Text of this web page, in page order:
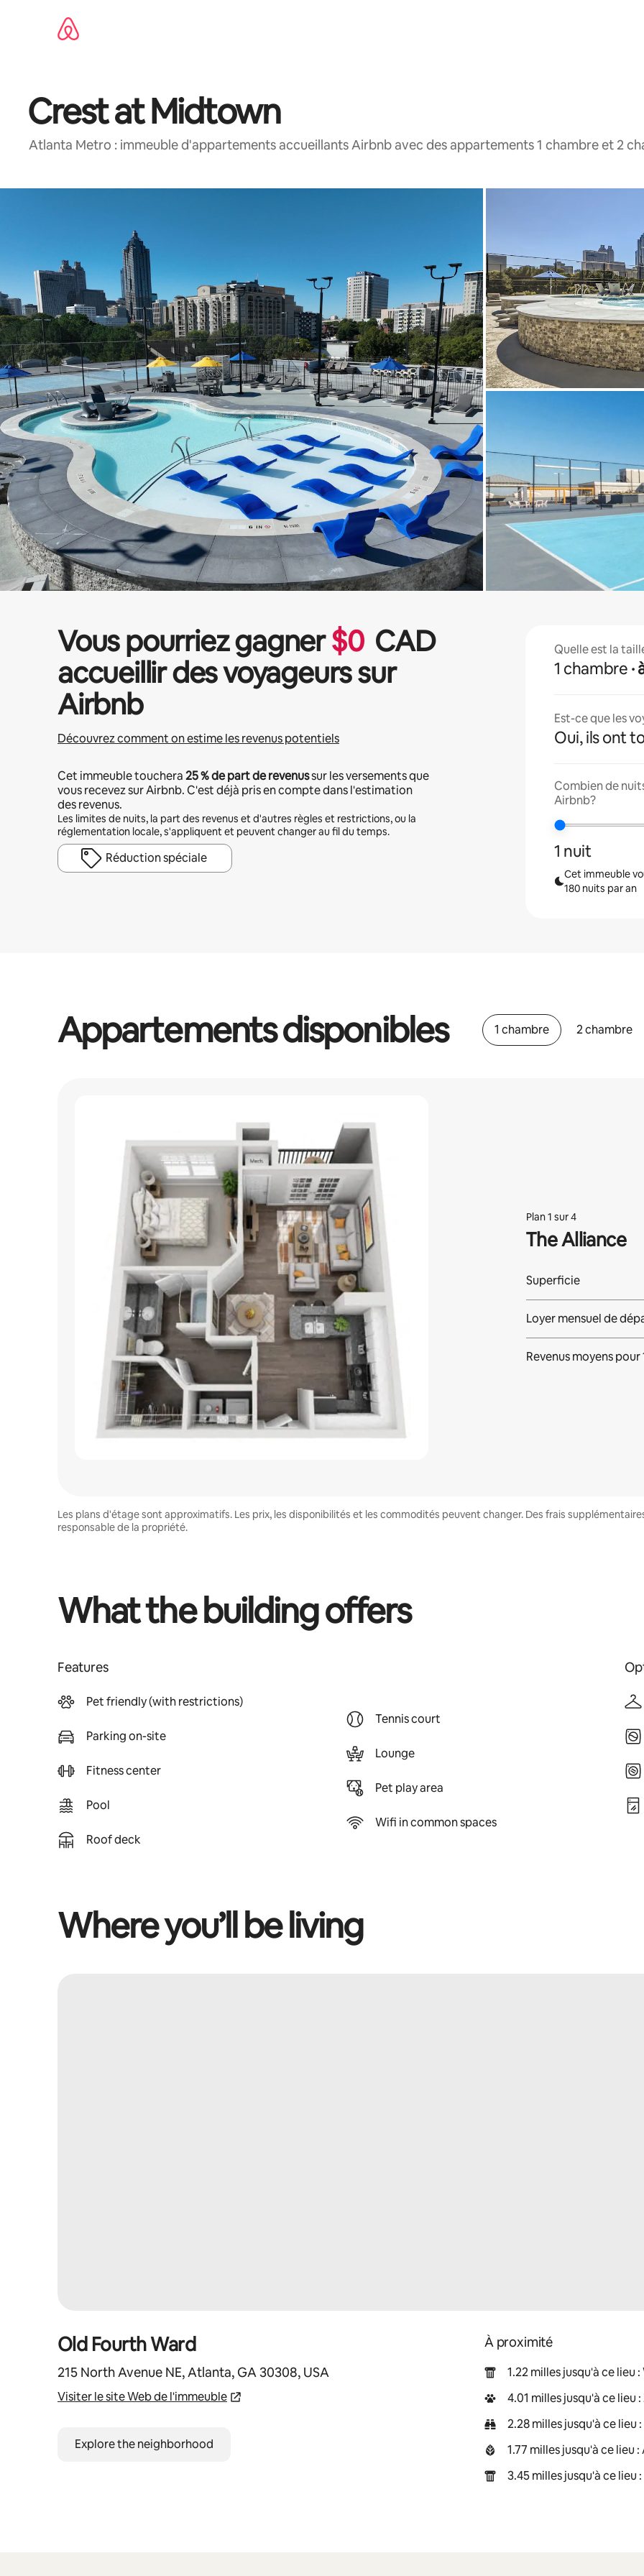
Crest at Midtown
Atlanta Metro : immeuble d'appartements accueillants Airbnb avec des appartements 1 chambre et 2
Vous pourriez gagner$0 CAD
accueillir des voyageurs sur
Airbnb
Découvrez comment on estime les revenus potentiels
Cet immeuble touchera25 %de part de revenussur les versements que
vous recevez sur Airbnb. C'est déjà pris en compte dans l'estimation
des revenus.
Les limites de nuits, la part des revenus et d'autres règles et restrictions, ou la
réglementation locale, s'appliquent et peuvent changer au fil du temps.
Réduction spéciale
Quelle est la
1 chambre
Est-ce que les
Oui, ils ont
Combien de
Airbnb?
1 nuit
Cet immeuble
180 nuits par an
Appartements disponibles 1 chambre 2 chambre
Plan 1 sur 4
The Alliance
Superficie
Loyer mensuel de
Revenus moyens pour
Les plans d'étage sont approximatifs. Les prix, les disponibilités et les commodités peuvent changer. Des frais
responsable de la propriété.
What the building offers
Features
Pet friendly (with restrictions)
Parking on-site
Fitness center
Pool
Roof deck
Tennis court
Lounge
Pet play area
Wifi in common spaces
Where you’ll be living
Old Fourth Ward
215 North Avenue NE, Atlanta, GA 30308, USA
Visiter le site Web de l'immeuble
Explore the neighborhood
À proximité
1.22 milles jusqu'à ce lieu
4.01 milles jusqu'à ce lieu
2.28 milles jusqu'à ce lieu
1.77 milles jusqu'à ce
3.45 milles jusqu'à ce